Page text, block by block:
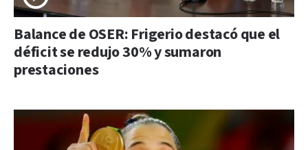
Balance de OSER: Frigerio destacó que el
déficit se redujo 30% y sumaron
prestaciones